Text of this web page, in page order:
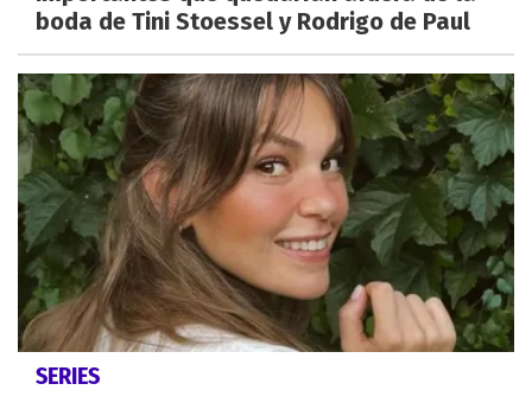
boda de Tini Stoessel y Rodrigo de Paul
SERIES